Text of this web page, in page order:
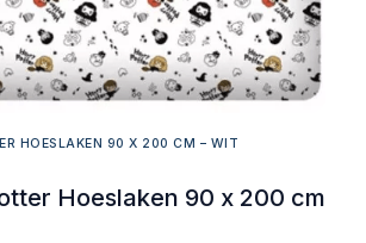
HOESLAKEN 90 X 200 CM – WIT
Hoeslaken 90 x 200 cm